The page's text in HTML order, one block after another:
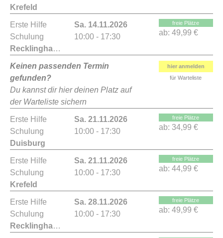
Krefeld
Erste Hilfe
Schulung
Recklinghausen
Sa. 14.11.2026
10:00 - 17:30
freie Plätze
ab: 49,99 €
Keinen passenden Termin
gefunden?
Du kannst dir hier deinen Platz auf
der Warteliste sichern
hier anmelden
für Warteliste
Erste Hilfe
Schulung
Duisburg
Sa. 21.11.2026
10:00 - 17:30
freie Plätze
ab: 34,99 €
Erste Hilfe
Schulung
Krefeld
Sa. 21.11.2026
10:00 - 17:30
freie Plätze
ab: 44,99 €
Erste Hilfe
Schulung
Recklinghausen
Sa. 28.11.2026
10:00 - 17:30
freie Plätze
ab: 49,99 €